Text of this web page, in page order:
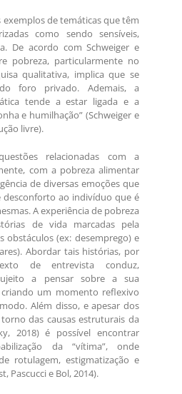
exemplos de temáticas que têm
como sendo sensíveis,
De acordo com Schweiger e
pobreza, particularmente no
qualitativa, implica que se
foro privado. Ademais, a
tende a estar ligada e a
e humilhação” (Schweiger e
livre).
relacionadas com a
com a pobreza alimentar
de diversas emoções que
desconforto ao indivíduo que é
A experiência de pobreza
de vida marcadas pela
obstáculos (ex: desemprego) e
Abordar tais histórias, por
de entrevista conduz,
a pensar sobre a sua
um momento reflexivo
Além disso, e apesar dos
das causas estruturais da
2018) é possível encontrar
da “vítima”, onde
rotulagem, estigmatização e
Pascucci e Bol, 2014).